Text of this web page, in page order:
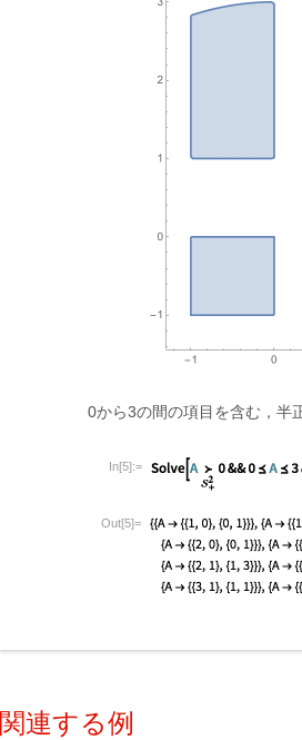
0から3の間の項目を含む，半
In[5]:=
Out[5]=
関連する例